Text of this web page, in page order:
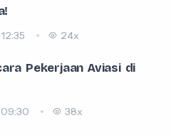
24x
Pekerjaan Aviasi di
38x